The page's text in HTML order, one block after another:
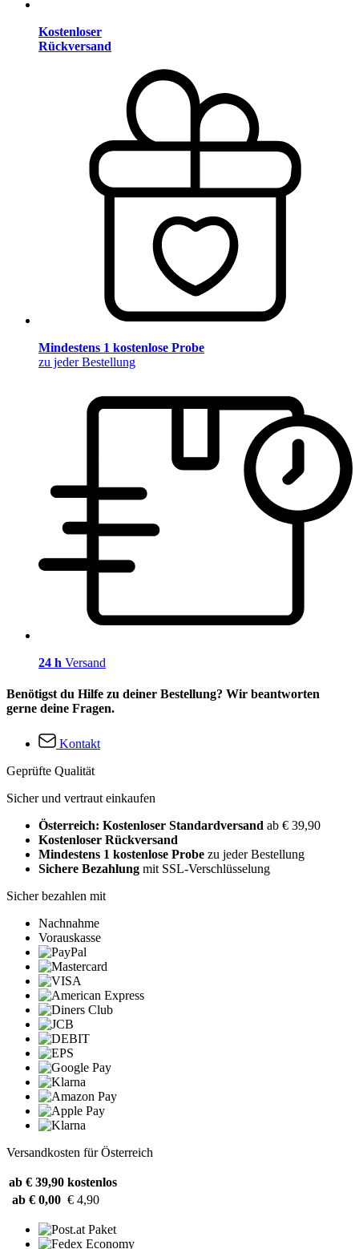
Kostenloser
Rückversand
Mindestens 1 kostenlose Probe
zu jeder Bestellung
24 h Versand
Benötigst du Hilfe zu deiner Bestellung? Wir beantworten
gerne deine Fragen.
Kontakt
Geprüfte Qualität
Sicher und vertraut einkaufen
Österreich: Kostenloser Standardversand ab € 39,90
Kostenloser Rückversand
Mindestens 1 kostenlose Probe zu jeder Bestellung
Sichere Bezahlung mit SSL-Verschlüsselung
Sicher bezahlen mit
Nachnahme
Vorauskasse
Versandkosten für Österreich
ab € 39,90 kostenlos
ab € 0,00 € 4,90